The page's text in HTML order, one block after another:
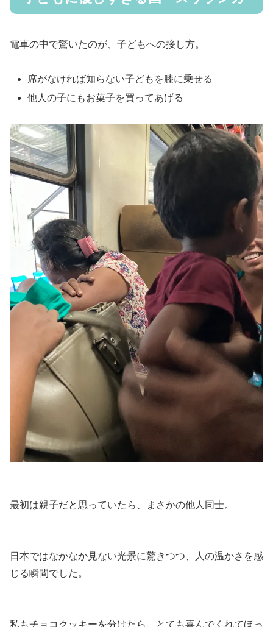
電車の中で驚いたのが、子どもへの接し方。
席がなければ知らない子どもを膝に乗せる
他人の子にもお菓子を買ってあげる
最初は親子だと思っていたら、まさかの他人同士。
日本ではなかなか見ない光景に驚きつつ、人の温かさを感
じる瞬間でした。
私もチョコクッキーを分けたら、とても喜んでくれてほっ